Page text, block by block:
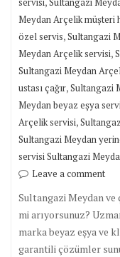
Meydan Arçelik müşteri
özel servis,Sultangazi
Meydan Arçelik servisi,
Sultangazi Meydan
ustası çağır,Sultangazi
Meydan beyaz eşya
Arçelik servisi,
Sultangazi Meydan
servisi Sultangazi
Leave a comment
Sultangazi Meydan
mi arıyorsunuz?
marka beyaz eşya ve
garantili çözümler